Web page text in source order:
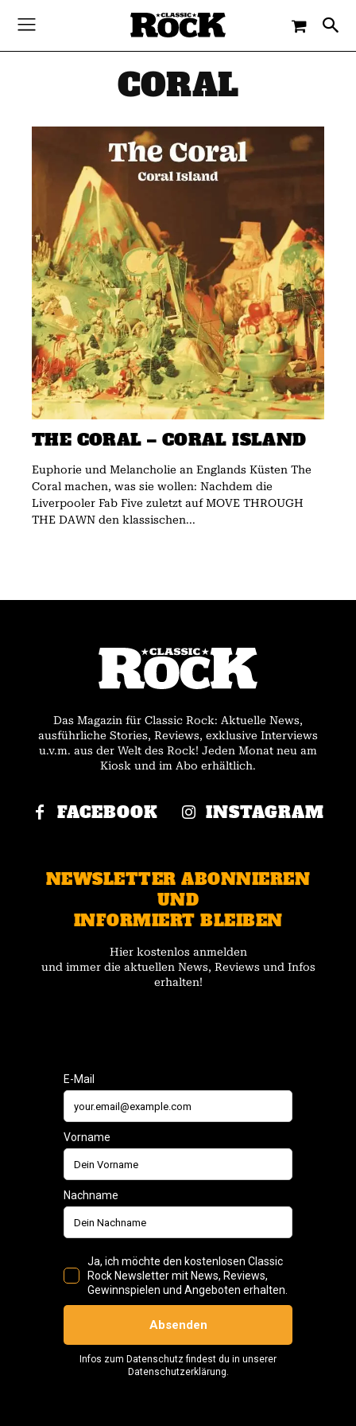
CORAL
THE CORAL – CORAL ISLAND
Euphorie und Melancholie an Englands Küsten The
Coral machen, was sie wollen: Nachdem die
Liverpooler Fab Five zuletzt auf MOVE THROUGH
THE DAWN den klassischen...
Das Magazin für Classic Rock: Aktuelle News,
ausführliche Stories, Reviews, exklusive Interviews
u.v.m. aus der Welt des Rock! Jeden Monat neu am
Kiosk und im Abo erhältlich.
FACEBOOK INSTAGRAM
NEWSLETTER ABONNIEREN
UND
INFORMIERT BLEIBEN
Hier kostenlos anmelden
und immer die aktuellen News, Reviews und Infos
erhalten!